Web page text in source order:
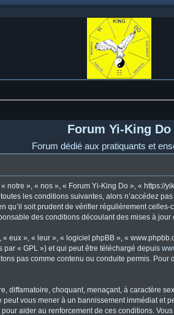
Forum Yi-King Do
Forum dédié aux pratiquants et
notre », « nos », « Forum Yi-King Do », «
les conditions suivantes, alors n’accédez
qu’il soit prudent de vérifier régulièrement
des conditions découlant des mises à jour
eux », « leur », « logiciel phpBB », «
par « GPL ») et qui peut être téléchargé depuis
pas comme contenu ou conduite permis.
diffamatoire, choquant, menaçant, à caractère
vous mener à un bannissement immédiat et
aider au renforcement de ces conditions.